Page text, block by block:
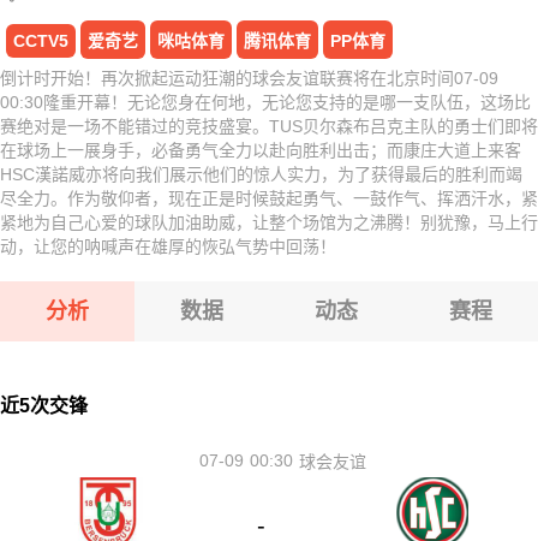
CCTV5 爱奇艺 咪咕体育 腾讯体育
PP体育
倒计时开始！再次掀起运动狂潮的球会友谊联赛将在北京时间07-09
00:30隆重开幕！无论您身在何地，无论您支持的是哪一支队伍，这场比
赛绝对是一场不能错过的竞技盛宴。TUS贝尔森布吕克主队的勇士们即将
在球场上一展身手，必备勇气全力以赴向胜利出击；而康庄大道上来客
HSC漢諾威亦将向我们展示他们的惊人实力，为了获得最后的胜利而竭
尽全力。作为敬仰者，现在正是时候鼓起勇气、一鼓作气、挥洒汗水，紧
紧地为自己心爱的球队加油助威，让整个场馆为之沸腾！别犹豫，马上行
动，让您的呐喊声在雄厚的恢弘气势中回荡！
分析 数据 动态 赛程
近5次交锋
00:30
07-09 球会友谊
-